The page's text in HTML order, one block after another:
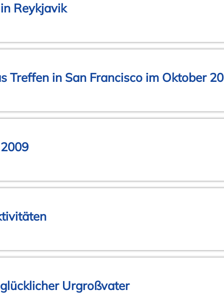
Reykjavik
Treffen in San Francisco im Oktober
Urgroßvater